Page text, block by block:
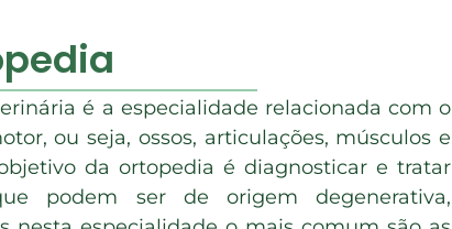
é a especialidade relacionada com o
ou seja, ossos, articulações, músculos e
da ortopedia é diagnosticar e tratar
podem ser de origem degenerativa,